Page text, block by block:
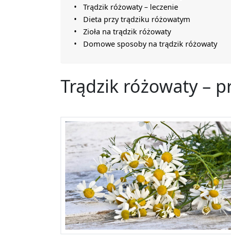
Trądzik różowaty – leczenie
Dieta przy trądziku różowatym
Zioła na trądzik różowaty
Domowe sposoby na trądzik różowaty
Trądzik różowaty –